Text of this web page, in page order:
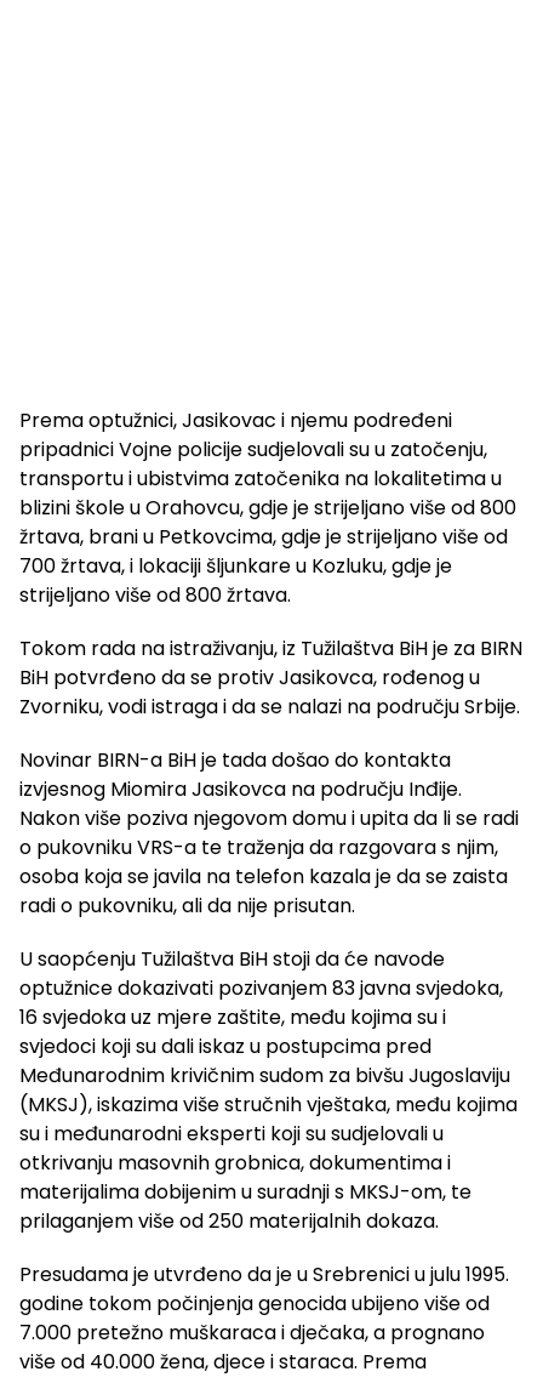
Prema optužnici, Jasikovac i njemu podređeni
pripadnici Vojne policije sudjelovali su u zatočenju,
transportu i ubistvima zatočenika na lokalitetima u
blizini škole u Orahovcu, gdje je strijeljano više od 800
žrtava, brani u Petkovcima, gdje je strijeljano više od
700 žrtava, i lokaciji šljunkare u Kozluku, gdje je
strijeljano više od 800 žrtava.
Tokom rada na istraživanju, iz Tužilaštva BiH je za BIRN
BiH potvrđeno da se protiv Jasikovca, rođenog u
Zvorniku, vodi istraga i da se nalazi na području Srbije.
Novinar BIRN-a BiH je tada došao do kontakta
izvjesnog Miomira Jasikovca na području Inđije.
Nakon više poziva njegovom domu i upita da li se radi
o pukovniku VRS-a te traženja da razgovara s njim,
osoba koja se javila na telefon kazala je da se zaista
radi o pukovniku, ali da nije prisutan.
U saopćenju Tužilaštva BiH stoji da će navode
optužnice dokazivati pozivanjem 83 javna svjedoka,
16 svjedoka uz mjere zaštite, među kojima su i
svjedoci koji su dali iskaz u postupcima pred
Međunarodnim krivičnim sudom za bivšu Jugoslaviju
(MKSJ), iskazima više stručnih vještaka, među kojima
su i međunarodni eksperti koji su sudjelovali u
otkrivanju masovnih grobnica, dokumentima i
materijalima dobijenim u suradnji s MKSJ-om, te
prilaganjem više od 250 materijalnih dokaza.
Presudama je utvrđeno da je u Srebrenici u julu 1995.
godine tokom počinjenja genocida ubijeno više od
7.000 pretežno muškaraca i dječaka, a prognano
više od 40.000 žena, djece i staraca. Prema